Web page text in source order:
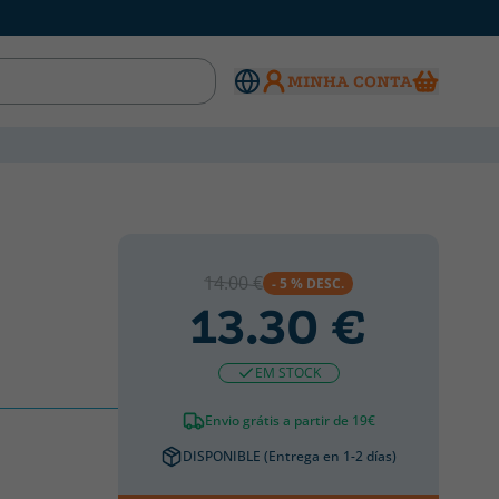
MINHA CONTA
14.00 € - 5 % DESC.
13.30 €
EM STOCK
Envio grátis a partir de 19€
DISPONIBLE (Entrega en 1-2 días)